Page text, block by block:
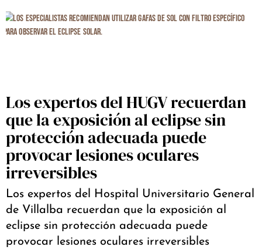
Los expertos del HUGV recuerdan
que la exposición al eclipse sin
protección adecuada puede
provocar lesiones oculares
irreversibles
Los expertos del Hospital Universitario General
de Villalba recuerdan que la exposición al
eclipse sin protección adecuada puede
provocar lesiones oculares irreversibles